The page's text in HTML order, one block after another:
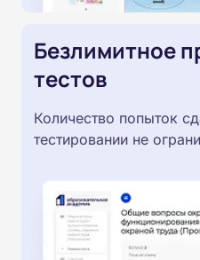
Безлимитное
тестов
Количество попыток
тестировании не